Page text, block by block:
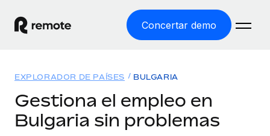
Concertar demo
EMPLEO GLOBAL
Soluciones
EXPLORADOR DE PAÍSES BULGARIA
Gestiona el empleo en
Bulgaria sin problemas